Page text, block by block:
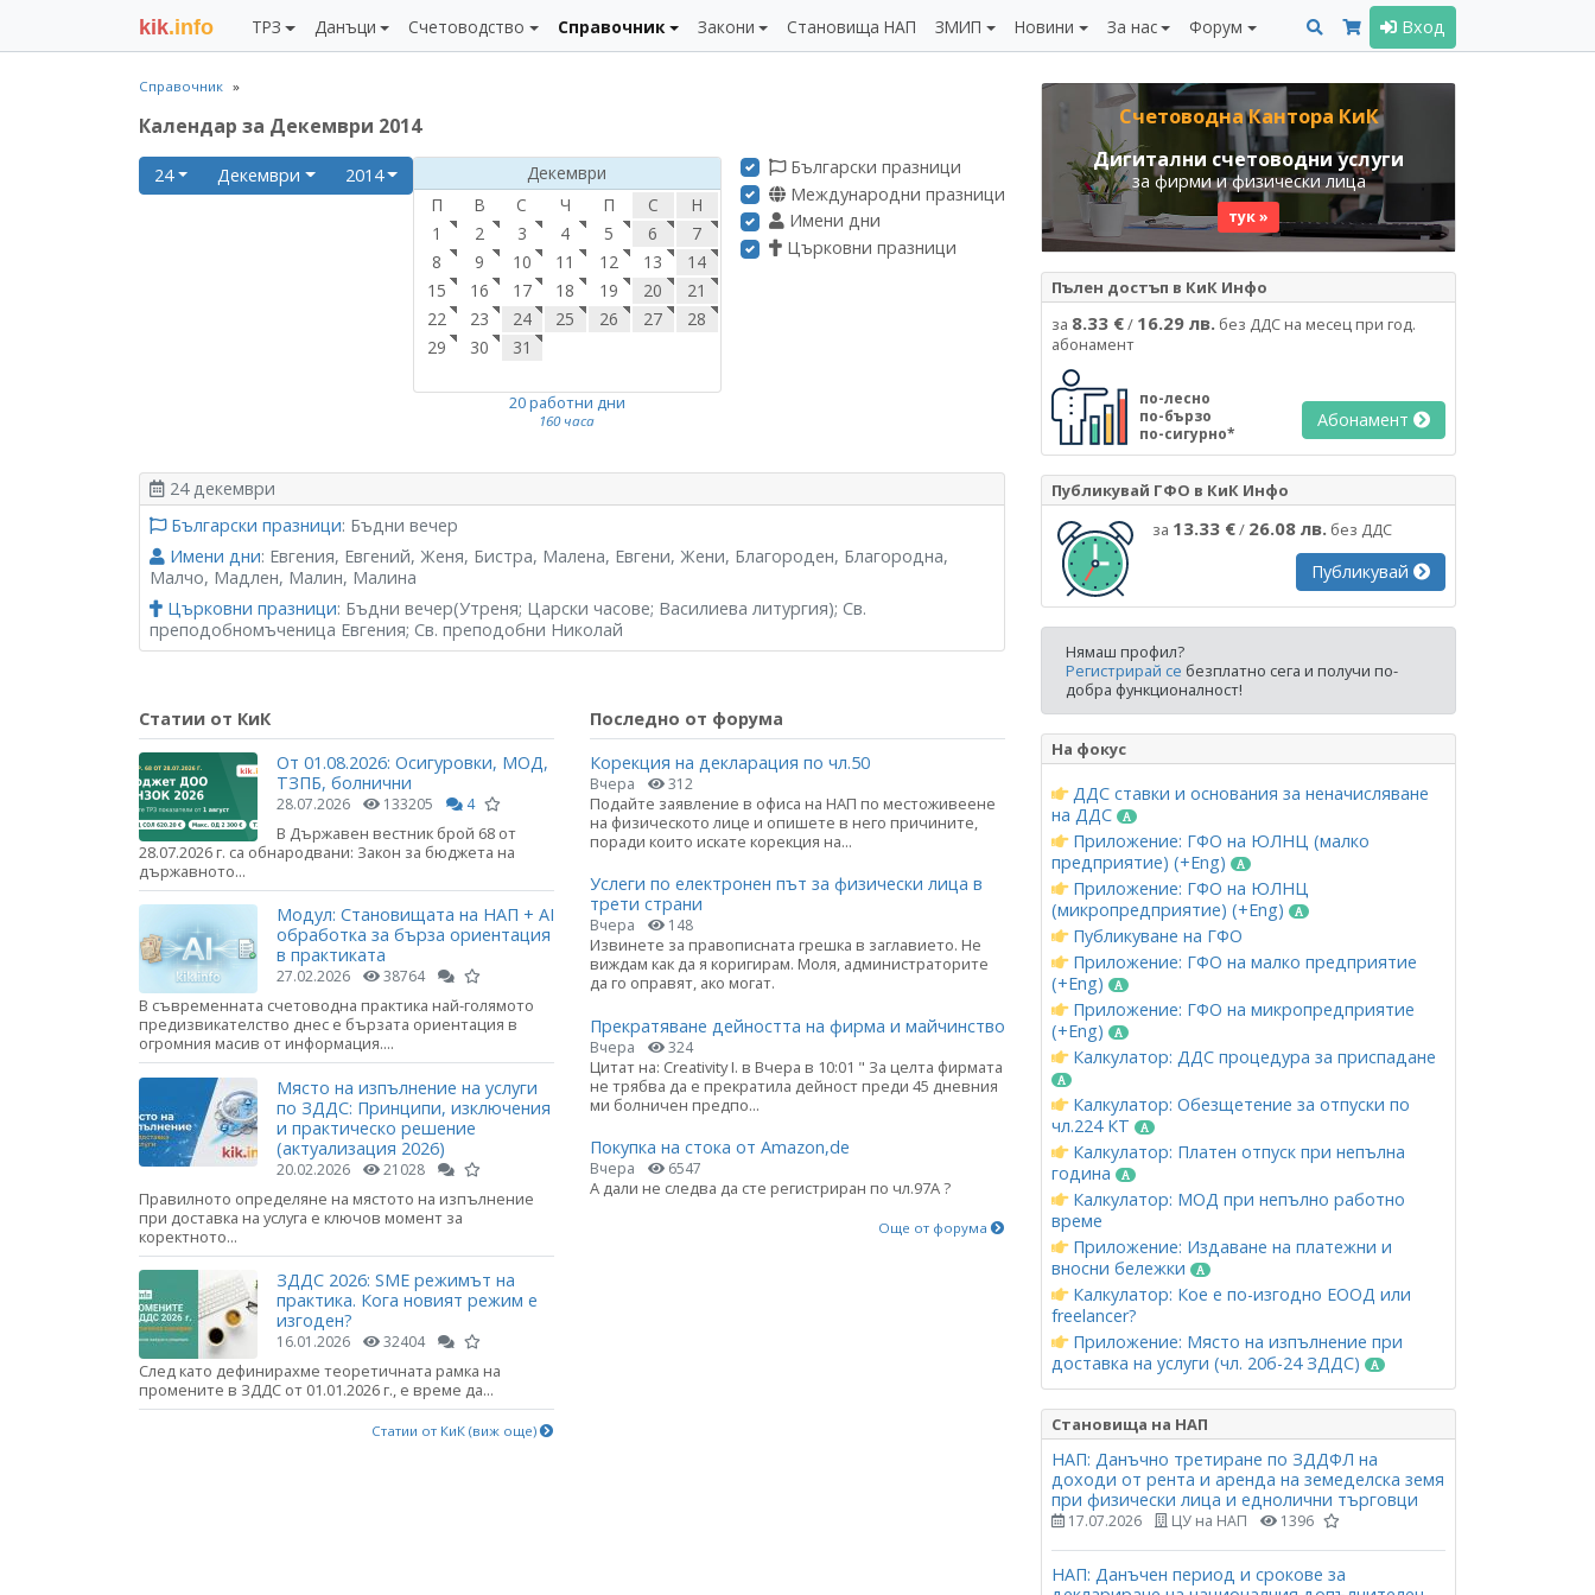
kik.info ТРЗ Данъци Счетоводство Справочник Закони Становища НАП ЗМИП Новини За нас Форум Вход
Справочник
Календар за Декември 2014
24 Декември 2014
Български празници
Международни празници
Имени дни
Църковни празници
Декември
П
В С Ч П С
Н
1
2 3 4 5 6
7
8
9 10 11 12 13
14
15
16 17 18 19 20
21
22
23 24 25 26 27
28
29
30 31
20 работни дни
160 часа
24 декември
Български празници: Бъдни вечер
Имени дни: Евгения, Евгений, Женя, Бистра, Малена, Евгени, Жени, Благороден, Благородна,
Малчо, Мадлен, Малин, Малина
Църковни празници: Бъдни вечер(Утреня; Царски часове; Василиева литургия); Св.
преподобномъченица Евгения; Св. преподобни Николай
Статии от КиК
От 01.08.2026: Осигуровки, МОД,
ТЗПБ, болнични
28.07.2026 133205 4
В Държавен вестник брой 68 от
28.07.2026 г. са обнародвани: Закон за бюджета на
държавното...
Модул: Становищата на НАП + AI
обработка за бърза ориентация
в практиката
27.02.2026 38764
В съвременната счетоводна практика най-голямото
предизвикателство днес е бързата ориентация в
огромния масив от информация....
Място на изпълнение на услуги
по ЗДДС: Принципи, изключения
и практическо решение
(актуализация 2026)
20.02.2026 21028
Правилното определяне на мястото на изпълнение
при доставка на услуга е ключов момент за
коректното...
ЗДДС 2026: SME режимът на
практика. Кога новият режим е
изгоден?
16.01.2026 32404
След като дефинирахме теоретичната рамка на
промените в ЗДДС от 01.01.2026 г., е време да...
Статии от КиК (виж още)
Последно от форума
Корекция на декларация по чл.50
Вчера 312
Подайте заявление в офиса на НАП по местоживеене
на физическото лице и опишете в него причините,
поради които искате корекция на...
Услеги по електронен път за физически лица в
трети страни
Вчера 148
Извинете за правописната грешка в заглавието. Не
виждам как да я коригирам. Моля, администраторите
да го оправят, ако могат.
Прекратяване дейността на фирма и майчинство
Вчера 324
Цитат на: Creativity I. в Вчера в 10:01 " За целта фирмата
не трябва да е прекратила дейност преди 45 дневния
ми болничен предпо...
Покупка на стока от Amazon,de
Вчера 6547
А дали не следва да сте регистриран по чл.97А ?
Още от форума
Счетоводна Кантора КиК
Дигитални счетоводни услуги
за фирми и физически лица
тук »
Пълен достъп в КиК Инфо
за 8.33 €/ 16.29 лв. без ДДС на месец при год.
абонамент
по-лесно
по-бързо
по-сигурно*
Абонамент
Публикувай ГФО в КиК Инфо
за 13.33 €/ 26.08 лв. без ДДС
Публикувай
Нямаш профил?
Регистрирай се безплатно сега и получи по-
добра функционалност!
На фокус
ДДС ставки и основания за неначисляване
на ДДС
Приложение: ГФО на ЮЛНЦ (малко
предприятие) (+Eng)
Приложение: ГФО на ЮЛНЦ
(микропредприятие) (+Eng)
Публикуване на ГФО
Приложение: ГФО на малко предприятие
(+Eng)
Приложение: ГФО на микропредприятие
(+Eng)
Калкулатор: ДДС процедура за приспадане
Калкулатор: Обезщетение за отпуски по
чл.224 КТ
Калкулатор: Платен отпуск при непълна
година
Калкулатор: МОД при непълно работно
време
Приложение: Издаване на платежни и
вносни бележки
Калкулатор: Кое е по-изгодно ЕООД или
freelancer?
Приложение: Място на изпълнение при
доставка на услуги (чл. 20б-24 ЗДДС)
Становища на НАП
НАП: Данъчно третиране по ЗДДФЛ на
доходи от рента и аренда на земеделска земя
при физически лица и еднолични търговци
17.07.2026 ЦУ на НАП 1396
НАП: Данъчен период и срокове за